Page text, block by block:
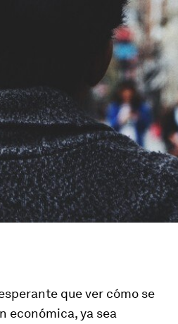
que ver cómo se
económica, ya sea